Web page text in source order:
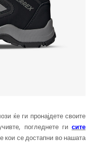
ќе ги пронајдете своите
погледнете ги сите
кои се достапни во нашата